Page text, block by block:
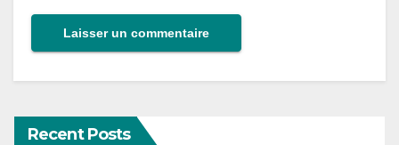
Recent Posts